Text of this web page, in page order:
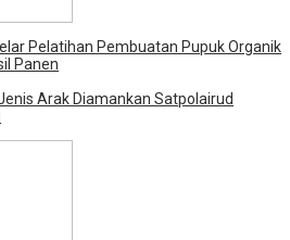
Pelatihan Pembuatan Pupuk Organik
Panen
Arak Diamankan Satpolairud